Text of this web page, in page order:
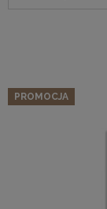
PROMOCJA